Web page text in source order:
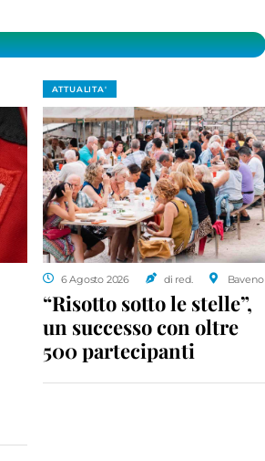
ATTUALITA'
6 Agosto 2026 di red. Baveno
“Risotto sotto le stelle”,
un successo con oltre
500 partecipanti